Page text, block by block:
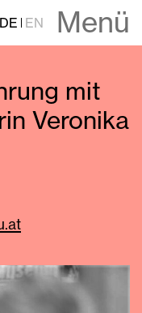
DE EN Menü
mit
Veronika